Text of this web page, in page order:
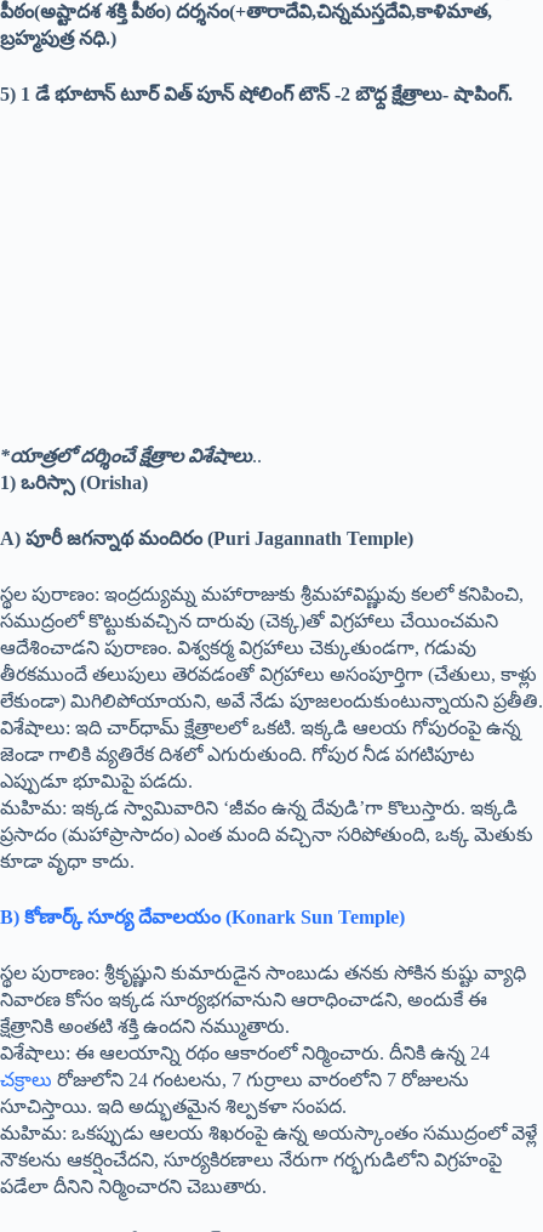
పీఠం(అష్టాదశ శక్తి పీఠం) దర్శనం(+తారాదేవి,చిన్నమస్తదేవి,కాళిమాత,
బ్రహ్మపుత్ర నధి.)
5) 1 డే భూటాన్ టూర్ విత్ పూన్ షోలింగ్ టౌన్ -2 బౌధ్ద క్షేత్రాలు- షాపింగ్.
*యాత్రలో దర్శించే క్షేత్రాల విశేషాలు..
1) ఒరిస్సా (Orisha)
A) పూరీ జగన్నాథ మందిరం (Puri Jagannath Temple)
స్థల పురాణం: ఇంద్రద్యుమ్న మహారాజుకు శ్రీమహావిష్ణువు కలలో కనిపించి,
సముద్రంలో కొట్టుకువచ్చిన దారువు (చెక్క)తో విగ్రహాలు చేయించమని
ఆదేశించాడని పురాణం. విశ్వకర్మ విగ్రహాలు చెక్కుతుండగా, గడువు
తీరకముందే తలుపులు తెరవడంతో విగ్రహాలు అసంపూర్తిగా (చేతులు, కాళ్లు
లేకుండా) మిగిలిపోయాయని, అవే నేడు పూజలందుకుంటున్నాయని ప్రతీతి.
విశేషాలు: ఇది చార్‌ధామ్ క్షేత్రాలలో ఒకటి. ఇక్కడి ఆలయ గోపురంపై ఉన్న
జెండా గాలికి వ్యతిరేక దిశలో ఎగురుతుంది. గోపుర నీడ పగటిపూట
ఎప్పుడూ భూమిపై పడదు.
మహిమ: ఇక్కడ స్వామివారిని ‘జీవం ఉన్న దేవుడి’గా కొలుస్తారు. ఇక్కడి
ప్రసాదం (మహాప్రాసాదం) ఎంత మంది వచ్చినా సరిపోతుంది, ఒక్క మెతుకు
కూడా వృధా కాదు.
B) కోణార్క్ సూర్య దేవాలయం (Konark Sun Temple)
స్థల పురాణం: శ్రీకృష్ణుని కుమారుడైన సాంబుడు తనకు సోకిన కుష్టు వ్యాధి
నివారణ కోసం ఇక్కడ సూర్యభగవానుని ఆరాధించాడని, అందుకే ఈ
క్షేత్రానికి అంతటి శక్తి ఉందని నమ్ముతారు.
విశేషాలు: ఈ ఆలయాన్ని రథం ఆకారంలో నిర్మించారు. దీనికి ఉన్న 24
చక్రాలు రోజులోని 24 గంటలను, 7 గుర్రాలు వారంలోని 7 రోజులను
సూచిస్తాయి. ఇది అద్భుతమైన శిల్పకళా సంపద.
మహిమ: ఒకప్పుడు ఆలయ శిఖరంపై ఉన్న అయస్కాంతం సముద్రంలో వెళ్లే
నౌకలను ఆకర్షించేదని, సూర్యకిరణాలు నేరుగా గర్భగుడిలోని విగ్రహంపై
పడేలా దీనిని నిర్మించారని చెబుతారు.